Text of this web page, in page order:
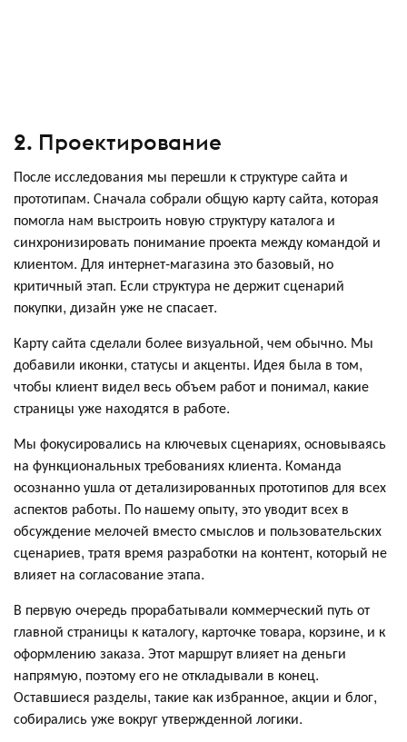
2. Проектирование
После исследования мы перешли к структуре сайта и
прототипам. Сначала собрали общую карту сайта, которая
помогла нам выстроить новую структуру каталога и
синхронизировать понимание проекта между командой и
клиентом. Для интернет-магазина это базовый, но
критичный этап. Если структура не держит сценарий
покупки, дизайн уже не спасает.
Карту сайта сделали более визуальной, чем обычно. Мы
добавили иконки, статусы и акценты. Идея была в том,
чтобы клиент видел весь объем работ и понимал, какие
страницы уже находятся в работе.
Мы фокусировались на ключевых сценариях, основываясь
на функциональных требованиях клиента. Команда
осознанно ушла от детализированных прототипов для всех
аспектов работы. По нашему опыту, это уводит всех в
обсуждение мелочей вместо смыслов и пользовательских
сценариев, тратя время разработки на контент, который не
влияет на согласование этапа.
В первую очередь прорабатывали коммерческий путь от
главной страницы к каталогу, карточке товара, корзине, и к
оформлению заказа. Этот маршрут влияет на деньги
напрямую, поэтому его не откладывали в конец.
Оставшиеся разделы, такие как избранное, акции и блог,
собирались уже вокруг утвержденной логики.